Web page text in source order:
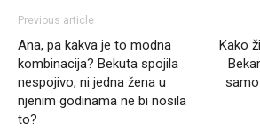
Previous article
Ana, pa kakva je to modna
kombinacija? Bekuta spojila
nespojivo, ni jedna žena u
njenim godinama ne bi nosila
to?
Kako